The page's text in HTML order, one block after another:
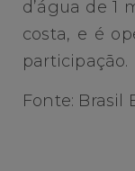
d’água de 1
costa, e é
participação.
Fonte: Brasil